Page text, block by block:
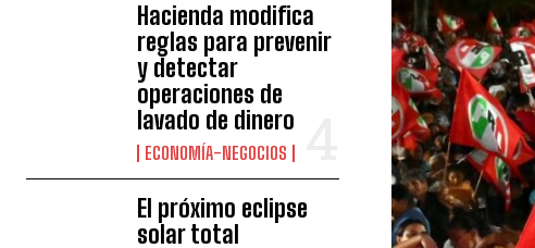
Hacienda modifica
reglas para prevenir
y detectar
operaciones de
lavado de dinero
ECONOMÍA-NEGOCIOS
El próximo eclipse
solar total